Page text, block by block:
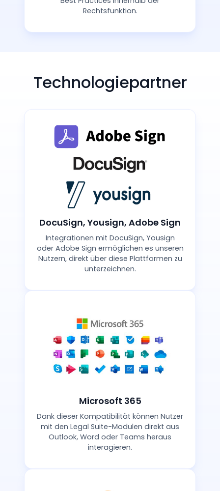
Rechtsfunktion.
Technologiepartner
DocuSign, Yousign, Adobe Sign
Integrationen mit DocuSign, Yousign
oder Adobe Sign ermöglichen es unseren
Nutzern, direkt über diese Plattformen zu
unterzeichnen.
Microsoft 365
Dank dieser Kompatibilität können Nutzer
mit den Legal Suite-Modulen direkt aus
Outlook, Word oder Teams heraus
interagieren.